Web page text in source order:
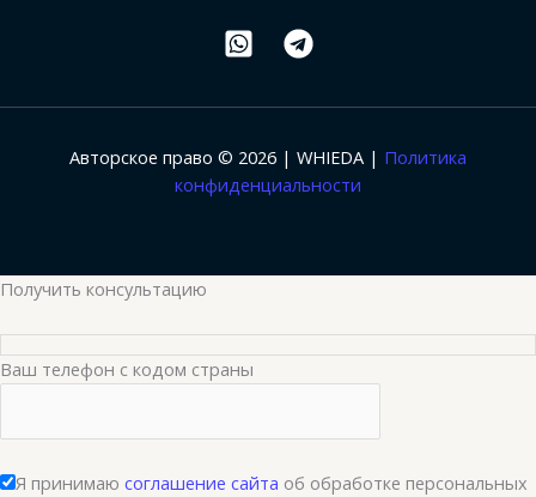
Авторское право © 2026 | WHIEDA | Политика
конфиденциальности
Получить консультацию
Ваш телефон с кодом страны
Я принимаю соглашение сайта об обработке персональных